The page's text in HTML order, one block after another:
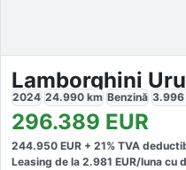
Lamborghini
2024 24.990 km Benzină 3.996
296.389 EUR
244.950 EUR + 21% TVA
Leasing de la 2.981 EUR/luna cu